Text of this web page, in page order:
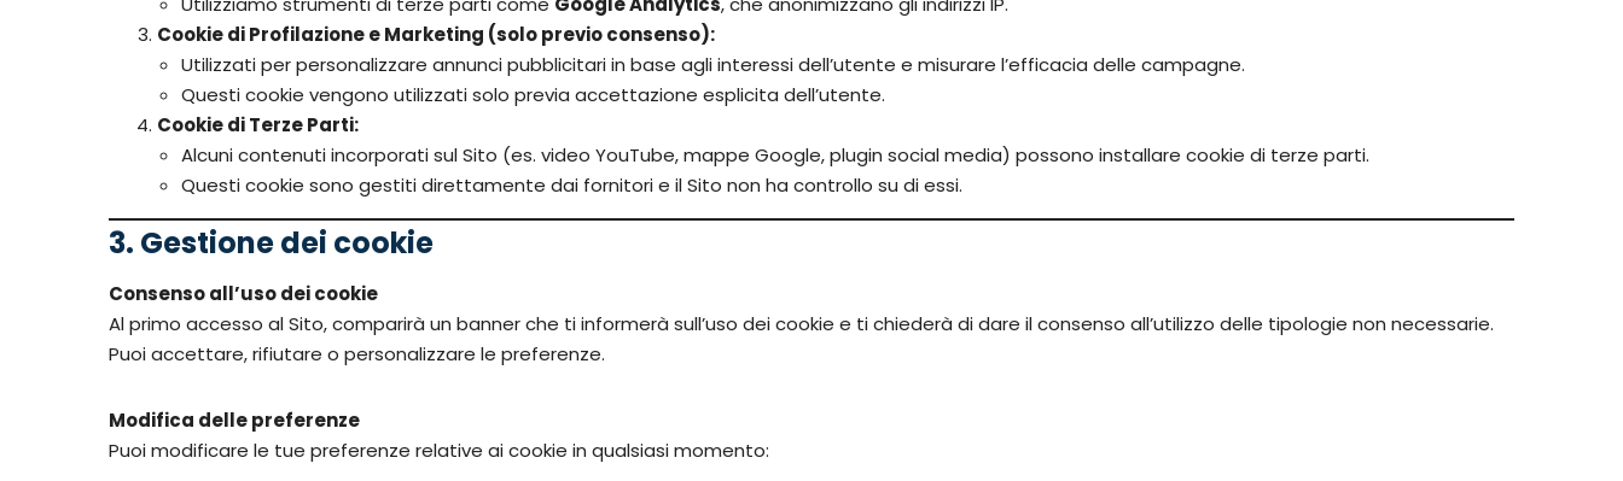
Cookie di Profilazione e Marketing (solo previo consenso):
Utilizzati per personalizzare annunci pubblicitari in base agli interessi dell’utente e misurare l’efficacia delle campagne.
Questi cookie vengono utilizzati solo previa accettazione esplicita dell’utente.
Cookie di Terze Parti:
Alcuni contenuti incorporati sul Sito (es. video YouTube, mappe Google, plugin social media) possono installare cookie di terze parti.
Questi cookie sono gestiti direttamente dai fornitori e il Sito non ha controllo su di essi.
3. Gestione dei cookie
Consenso all’uso dei cookie
Al primo accesso al Sito, comparirà un banner che ti informerà sull’uso dei cookie e ti chiederà di dare il consenso all’utilizzo delle tipologie non necessarie.
Puoi accettare, rifiutare o personalizzare le preferenze.
Modifica delle preferenze
Puoi modificare le tue preferenze relative ai cookie in qualsiasi momento: